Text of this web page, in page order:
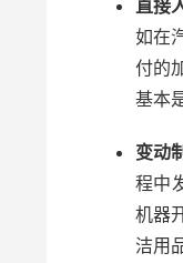
直接
如在
付的
基本
变动
程中
机器
洁用